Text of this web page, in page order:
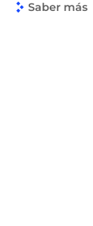
Saber más